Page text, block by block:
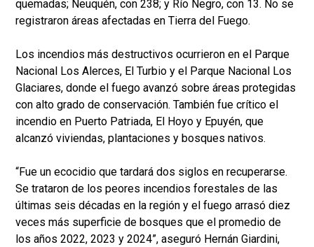
quemadas; Neuquén, con 238; y Río Negro, con 13. No se
registraron áreas afectadas en Tierra del Fuego.
Los incendios más destructivos ocurrieron en el Parque
Nacional Los Alerces, El Turbio y el Parque Nacional Los
Glaciares, donde el fuego avanzó sobre áreas protegidas
con alto grado de conservación. También fue crítico el
incendio en Puerto Patriada, El Hoyo y Epuyén, que
alcanzó viviendas, plantaciones y bosques nativos.
“Fue un ecocidio que tardará dos siglos en recuperarse.
Se trataron de los peores incendios forestales de las
últimas seis décadas en la región y el fuego arrasó diez
veces más superficie de bosques que el promedio de
los años 2022, 2023 y 2024”, aseguró Hernán Giardini,